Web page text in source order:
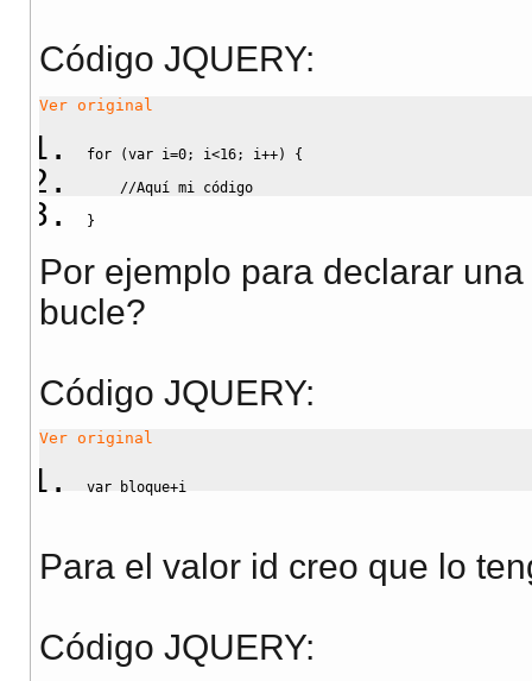
Código JQUERY:
Ver original
for (var i=0; i<16; i++)
{
//Aquí mi código
}
Por ejemplo para declarar
bucle?
Código JQUERY:
Ver original
var bloque+i
Para el valor id creo que lo
Código JQUERY: